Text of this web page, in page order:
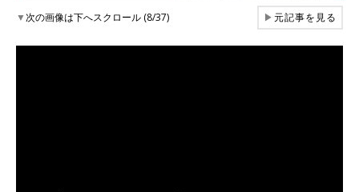
▼次の画像は下へスクロール (8/37) ▶元記事を見る